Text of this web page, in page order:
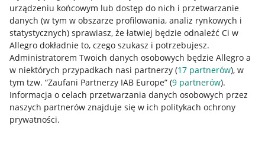
urządzeniu końcowym lub dostęp do nich i przetwarzanie
danych (w tym w obszarze profilowania, analiz rynkowych i
statystycznych) sprawiasz, że łatwiej będzie odnaleźć Ci w
Allegro dokładnie to, czego szukasz i potrzebujesz.
Administratorem Twoich danych osobowych będzie Allegro a
w niektórych przypadkach nasi partnerzy (17 partnerów), w
tym tzw. “Zaufani Partnerzy IAB Europe” (9 partnerów).
Informacja o celach przetwarzania danych osobowych przez
naszych partnerów znajduje się w ich politykach ochrony
prywatności.
Jak to działa
Napisz do nas
Allegro Gadane dla sprzedających
Allegro Gadane dla kupujących
Mapa miejscowości
Informacje prawne